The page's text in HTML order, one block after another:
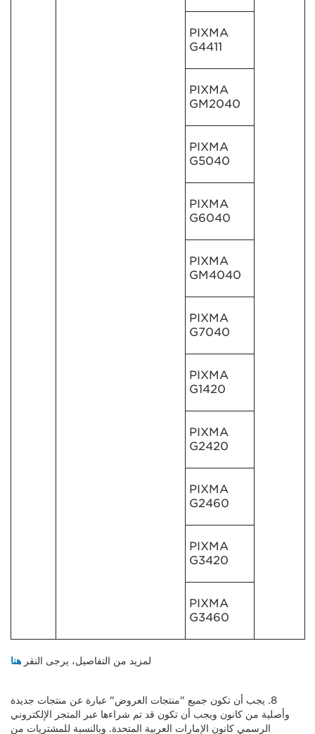
PIXMA
G4411
PIXMA
GM2040
PIXMA
G5040
PIXMA
G6040
PIXMA
GM4040
PIXMA
G7040
PIXMA
G1420
PIXMA
G2420
PIXMA
G2460
PIXMA
G3420
PIXMA
G3460
لمزيد من التفاصيل، يرجى النقر هنا
8. يجب أن تكون جميع "منتجات العروض" عبارة عن منتجات جديدة
وأصلية من كانون ويجب أن تكون قد تم شراءها عبر المتجر الإلكتروني
الرسمي كانون الإمارات العربية المتحدة. وبالنسبة للمشتريات من